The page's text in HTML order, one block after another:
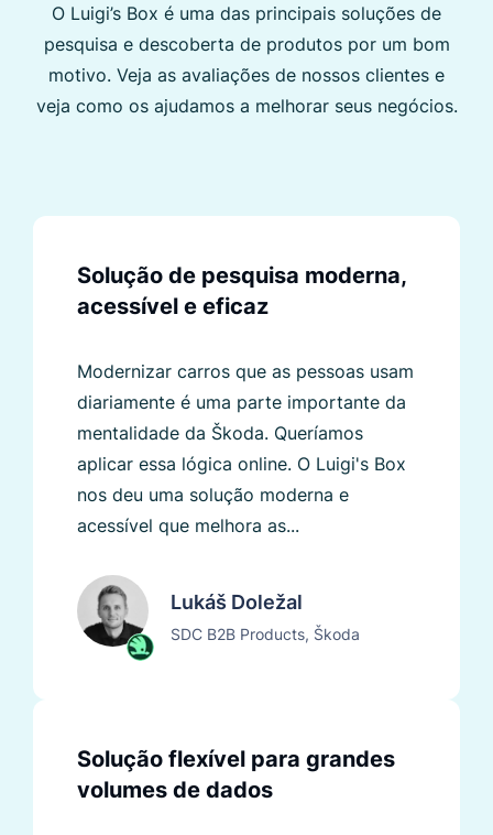
O Luigi’s Box é uma das principais soluções de
pesquisa e descoberta de produtos por um bom
motivo. Veja as avaliações de nossos clientes e
veja como os ajudamos a melhorar seus negócios.
Solução de pesquisa moderna,
acessível e eficaz
Modernizar carros que as pessoas usam
diariamente é uma parte importante da
mentalidade da Škoda. Queríamos
aplicar essa lógica online. O Luigi's Box
nos deu uma solução moderna e
acessível que melhora as...
Lukáš Doležal
SDC B2B Products, Škoda
Solução flexível para grandes
volumes de dados